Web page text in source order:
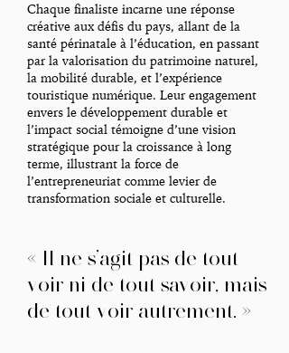
Chaque finaliste incarne une réponse
créative aux défis du pays, allant de la
santé périnatale à l’éducation, en passant
par la valorisation du patrimoine naturel,
la mobilité durable, et l’expérience
touristique numérique. Leur engagement
envers le développement durable et
l’impact social témoigne d’une vision
stratégique pour la croissance à long
terme, illustrant la force de
l’entrepreneuriat comme levier de
transformation sociale et culturelle.
« Il ne s’agit pas de tout
voir ni de tout savoir, mais
de tout voir autrement. »